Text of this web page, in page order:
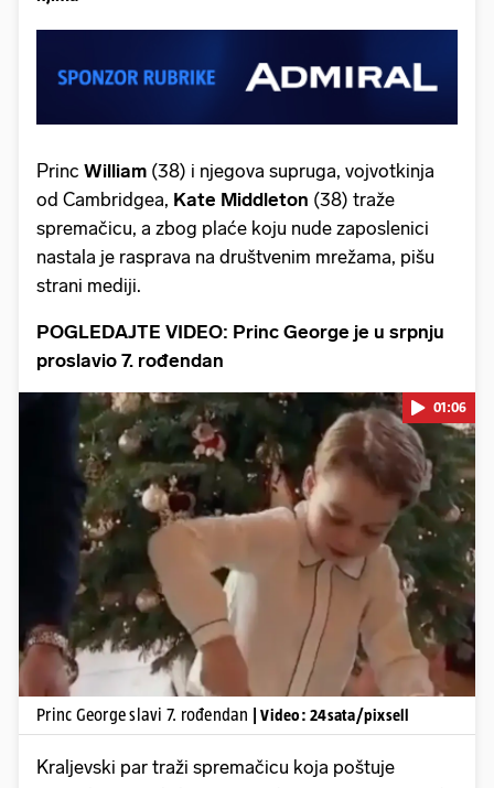
Princ William (38) i njegova supruga, vojvotkinja
od Cambridgea, Kate Middleton (38) traže
spremačicu, a zbog plaće koju nude zaposlenici
nastala je rasprava na društvenim mrežama, pišu
strani mediji.
POGLEDAJTE VIDEO: Princ George je u srpnju
proslavio 7. rođendan
01:06
Princ George slavi 7. rođendan | Video: 24sata/pixsell
Kraljevski par traži spremačicu koja poštuje